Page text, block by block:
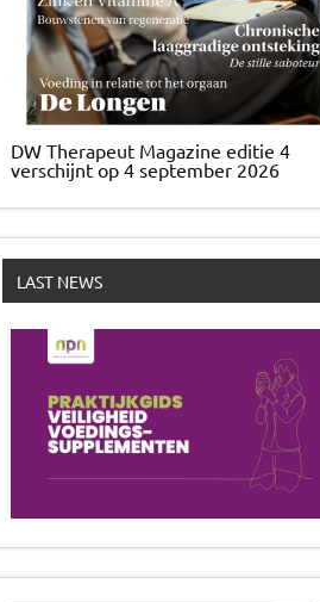
DW Therapeut Magazine editie 4
verschijnt op 4 september 2026
LAST NEWS